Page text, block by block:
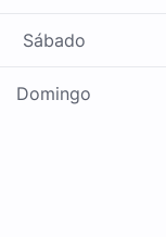
Sábado
Domingo